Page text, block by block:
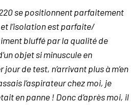
se positionnent parfaitement
l’isolation est parfaite/
bluffé par la qualité de
objet si minuscule en
de test, n’arrivant plus à m’en
l’aspirateur chez moi, je
en panne ! Donc d’après moi, il